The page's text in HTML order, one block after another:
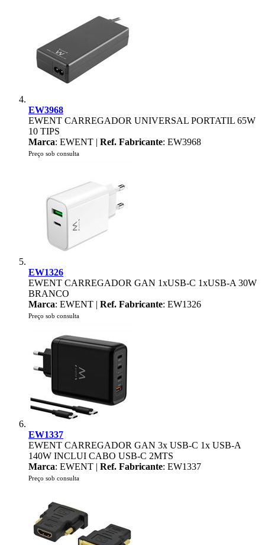
EW3968
EWENT CARREGADOR UNIVERSAL PORTATIL 65W
10 TIPS
Marca: EWENT | Ref. Fabricante: EW3968
Preço sob consulta
EW1326
EWENT CARREGADOR GAN 1xUSB-C 1xUSB-A 30W
BRANCO
Marca: EWENT | Ref. Fabricante: EW1326
Preço sob consulta
EW1337
EWENT CARREGADOR GAN 3x USB-C 1x USB-A
140W INCLUI CABO USB-C 2MTS
Marca: EWENT | Ref. Fabricante: EW1337
Preço sob consulta